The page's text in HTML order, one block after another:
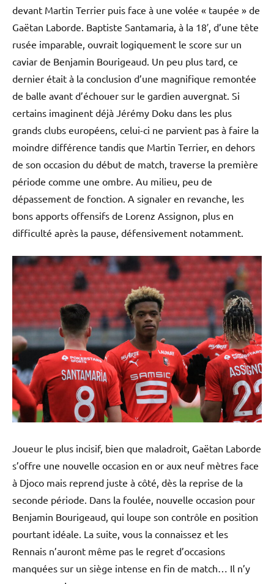
devant Martin Terrier puis face à une volée « taupée » de
Gaëtan Laborde. Baptiste Santamaria, à la 18′, d’une tête
rusée imparable, ouvrait logiquement le score sur un
caviar de Benjamin Bourigeaud. Un peu plus tard, ce
dernier était à la conclusion d’une magnifique remontée
de balle avant d’échouer sur le gardien auvergnat. Si
certains imaginent déjà Jérémy Doku dans les plus
grands clubs européens, celui-ci ne parvient pas à faire la
moindre différence tandis que Martin Terrier, en dehors
de son occasion du début de match, traverse la première
période comme une ombre. Au milieu, peu de
dépassement de fonction. A signaler en revanche, les
bons apports offensifs de Lorenz Assignon, plus en
difficulté après la pause, défensivement notamment.
Joueur le plus incisif, bien que maladroit, Gaëtan Laborde
s’offre une nouvelle occasion en or aux neuf mètres face
à Djoco mais reprend juste à côté, dès la reprise de la
seconde période. Dans la foulée, nouvelle occasion pour
Benjamin Bourigeaud, qui loupe son contrôle en position
pourtant idéale. La suite, vous la connaissez et les
Rennais n’auront même pas le regret d’occasions
manquées sur un siège intense en fin de match… Il n’y